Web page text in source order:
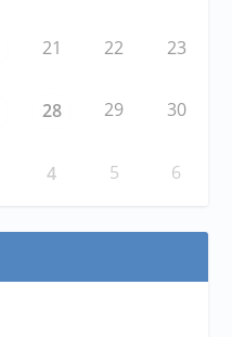
21 22 23
28 29 30
4 5 6